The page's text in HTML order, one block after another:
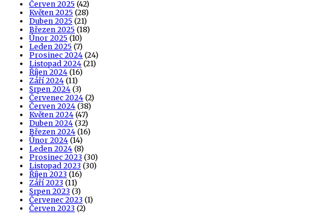
Červen 2025 (42)
Květen 2025 (28)
Duben 2025 (21)
Březen 2025 (18)
Únor 2025 (10)
Leden 2025 (7)
Prosinec 2024 (24)
Listopad 2024 (21)
Říjen 2024 (16)
Září 2024 (11)
Srpen 2024 (3)
Červenec 2024 (2)
Červen 2024 (38)
Květen 2024 (47)
Duben 2024 (32)
Březen 2024 (16)
Únor 2024 (14)
Leden 2024 (8)
Prosinec 2023 (30)
Listopad 2023 (30)
Říjen 2023 (16)
Září 2023 (11)
Srpen 2023 (3)
Červenec 2023 (1)
Červen 2023 (2)